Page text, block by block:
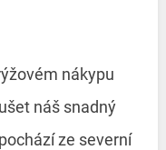
nákypu
náš snadný
ze severní